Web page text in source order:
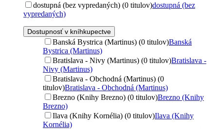
dostupná (bez vypredaných) (0 titulov)dostupná (bez
vypredaných)
Dostupnosť v kníhkupectve
Banská Bystrica (Martinus) (0 titulov)Banská
Bystrica (Martinus)
Bratislava - Nivy (Martinus) (0 titulov)Bratislava -
Nivy (Martinus)
Bratislava - Obchodná (Martinus) (0
titulov)Bratislava - Obchodná (Martinus)
Brezno (Knihy Brezno) (0 titulov)Brezno (Knihy
Brezno)
Ilava (Knihy Kornélia) (0 titulov)Ilava (Knihy
Kornélia)